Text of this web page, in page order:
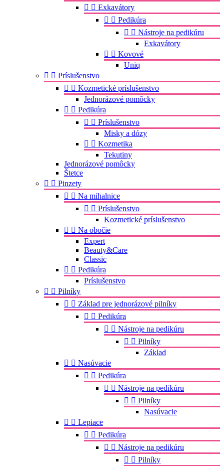
  Exkavátory
  Pedikúra
  Nástroje na pedikúru
Exkavátory
  Kovové
Uniq
  Príslušenstvo
  Kozmetické príslušenstvo
Jednorázové pomôcky
  Pedikúra
  Príslušenstvo
Misky a dózy
  Kozmetika
Tekutiny
Jednorázové pomôcky
Štetce
  Pinzety
  Na mihalnice
  Príslušenstvo
Kozmetické príslušenstvo
  Na obočie
Expert
Beauty&Care
Classic
  Pedikúra
Príslušenstvo
  Pilníky
  Základ pre jednorázové pilníky
  Pedikúra
  Nástroje na pedikúru
  Pilníky
Základ
  Nasúvacie
  Pedikúra
  Nástroje na pedikúru
  Pilníky
Nasúvacie
  Lepiace
  Pedikúra
  Nástroje na pedikúru
  Pilníky